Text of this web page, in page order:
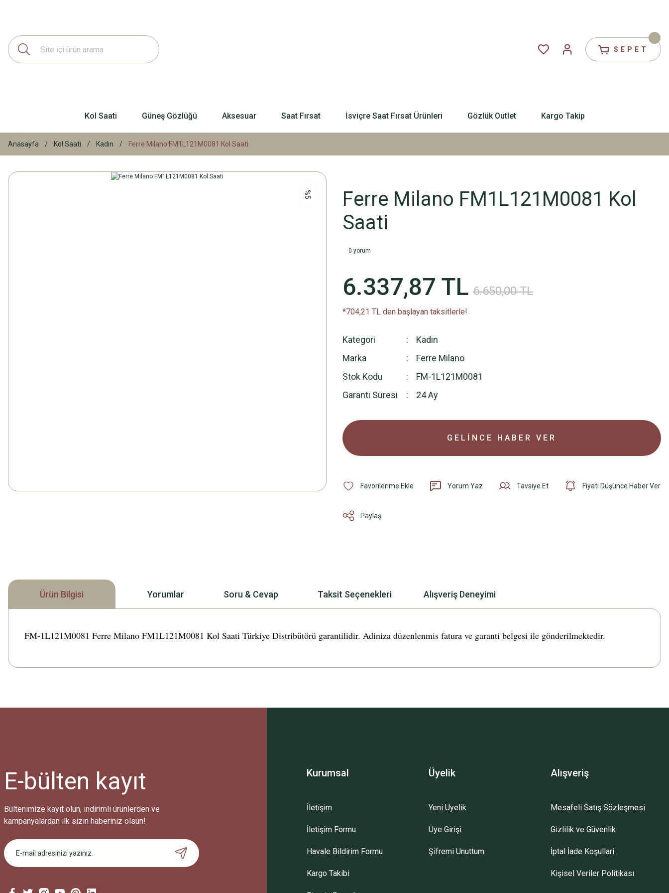
SEPET
Kol Saati Güneş Gözlüğü Aksesuar Saat Fırsat İsviçre Saat Fırsat Ürünleri Gözlük Outlet Kargo Takip
Anasayfa Kol Saati Kadın Ferre Milano FM1L121M0081 Kol Saati
%5
Ferre Milano FM1L121M0081 Kol
Saati
0 yorum
6.337,87 TL 6.650,00 TL
*704,21 TL den başlayan taksitlerle!
Kategori
Kadın
Marka
Ferre Milano
Stok Kodu
FM-1L121M0081
Garanti Süresi
24 Ay
GELİNCE HABER VER
Yorum Yaz Tavsiye Et Fiyatı Düşünce Haber Ver
Paylaş
Ürün Bilgisi Yorumlar Soru & Cevap Taksit Seçenekleri Alışveriş Deneyimi
FM-1L121M0081 Ferre Milano FM1L121M0081 Kol Saati Türkiye Distribütörü garantilidir. Adiniza düzenlenmis fatura ve garanti belgesi ile gönderilmektedir.
Bu ürüne ilk yorumu siz yapın!
Ürün hakkında henüz soru sorulmamış.
Sitemize ilk yorumu siz yapın!
E-bülten kayıt
Bültenimize kayıt olun, indirimli ürünlerden ve
kampanyalardan ilk sizin haberiniz olsun!
Kurumsal
İletişim
İletişim Formu
Havale Bildirim Formu
Kargo Takibi
Üyelik
Yeni Üyelik
Üye Girişi
Şifremi Unuttum
Alışveriş
Mesafeli Satış Sözleşmesi
Gizlilik ve Güvenlik
İptal İade Koşullari
Kişisel Veriler Politikası